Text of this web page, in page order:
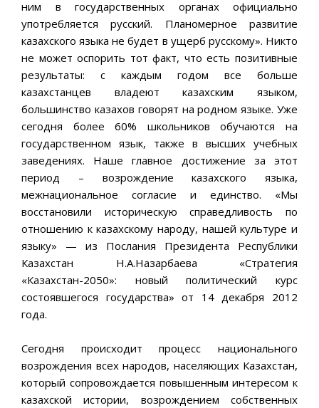
ним в государственных органах официально
употребляется русский. Планомерное развитие
казахского языка не будет в ущерб русскому». Никто
не может оспорить тот факт, что есть позитивные
результаты: с каждым годом все больше
казахстанцев владеют казахским языком,
большинство казахов говорят на родном языке. Уже
сегодня более 60% школьников обучаются на
государственном язык, также в высших учебных
заведениях. Наше главное достижение за этот
период – возрождение казахского языка,
межнациональное согласие и единство. «Мы
восстановили историческую справедливость по
отношению к казахскому народу, нашей культуре и
языку» — из Послания Президента Республики
Казахстан Н.А.Назарбаева «Стратегия
«Казахстан-2050»: новый политический курс
состоявшегося государства» от 14 декабря 2012
года.
Сегодня происходит процесс национального
возрождения всех народов, населяющих Казахстан,
который сопровождается повышенным интересом к
казахской истории, возрождением собственных